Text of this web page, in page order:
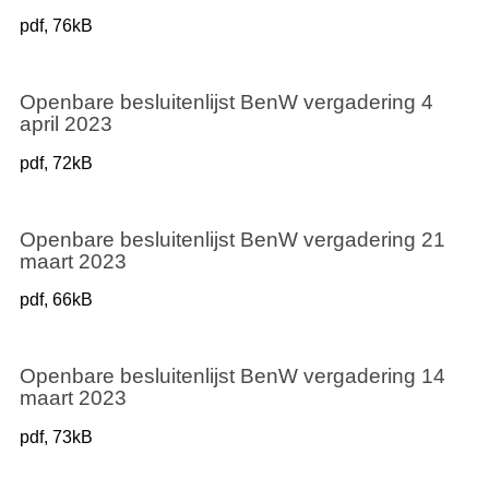
pdf, 76kB
Openbare besluitenlijst BenW vergadering 4
april 2023
pdf, 72kB
Openbare besluitenlijst BenW vergadering 21
maart 2023
pdf, 66kB
Openbare besluitenlijst BenW vergadering 14
maart 2023
pdf, 73kB